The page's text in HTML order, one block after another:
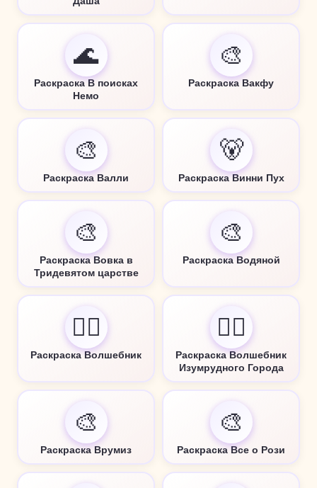
🌊
Раскраска В поисках
Немо
🎨
Раскраска Вакфу
🎨
Раскраска Валли
🐻
Раскраска Винни Пух
🎨
Раскраска Вовка в
Тридевятом царстве
🎨
Раскраска Водяной
🧙‍♂️
Раскраска Волшебник
🧙‍♂️
Раскраска Волшебник
Изумрудного Города
🎨
Раскраска Врумиз
🎨
Раскраска Все о Рози